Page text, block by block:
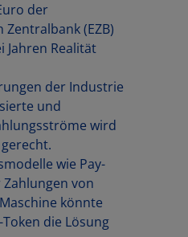
der
Zentralbank (EZB)
Jahren Realität
der Industrie
und
wird
wie Pay-
von
könnte
die Lösung